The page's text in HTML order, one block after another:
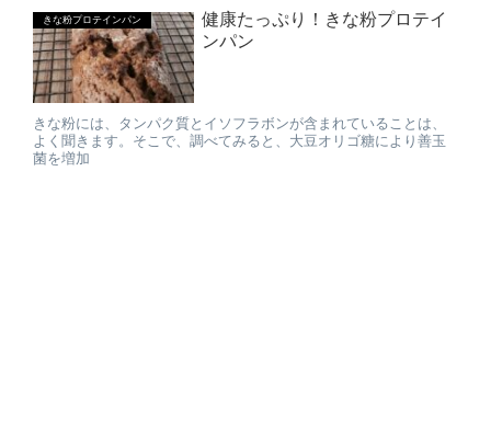
きな粉プロテインパン
健康たっぷり！きな粉プロテイ
ンパン
きな粉には、タンパク質とイソフラボンが含まれていることは、
よく聞きます。そこで、調べてみると、大豆オリゴ糖により善玉
菌を増加